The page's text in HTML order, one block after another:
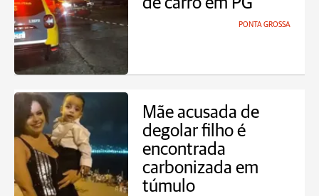
PONTA GROSSA
Mãe acusada de
degolar filho é
encontrada
carbonizada em
túmulo